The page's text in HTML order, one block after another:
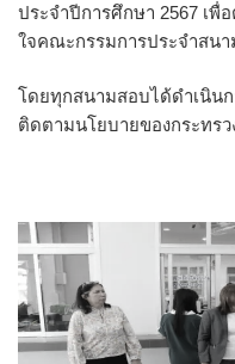
ประจำปีการศึกษา 2567 เพื่
ใจคณะกรรมการประจำสน
โดยทุกสนามสอบได้ดำเนิน
ติดตามนโยบายของกระทรว